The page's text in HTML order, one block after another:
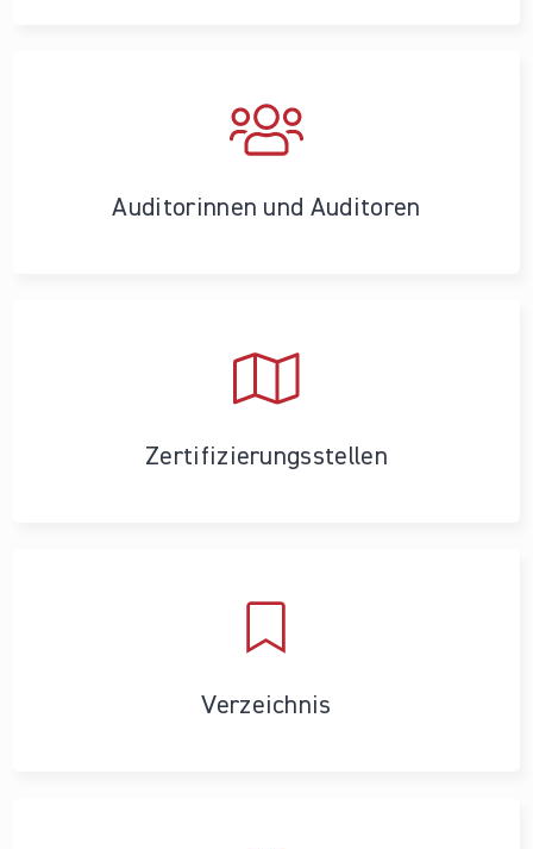
Auditorinnen und Auditoren
Zertifizierungs­stellen
Verzeichnis